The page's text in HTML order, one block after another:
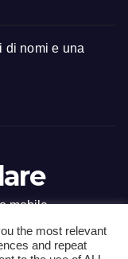
di nomi e una
mobile
the most relevant
and repeat